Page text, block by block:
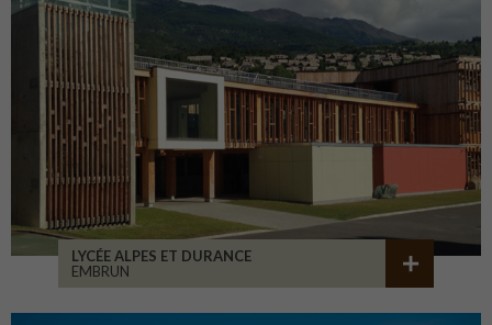
LYCÉE ALPES ET DURANCE
EMBRUN